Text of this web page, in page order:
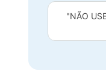
"NÃO